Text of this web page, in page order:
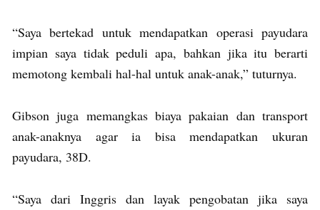
“Saya bertekad untuk mendapatkan operasi payudara
impian saya tidak peduli apa, bahkan jika itu berarti
memotong kembali hal-hal untuk anak-anak,” tuturnya.
Gibson juga memangkas biaya pakaian dan transport
anak-anaknya agar ia bisa mendapatkan ukuran
payudara, 38D.
“Saya dari Inggris dan layak pengobatan jika saya